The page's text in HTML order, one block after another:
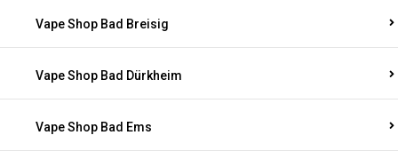
Vape Shop Bad Breisig
Vape Shop Bad Dürkheim
Vape Shop Bad Ems